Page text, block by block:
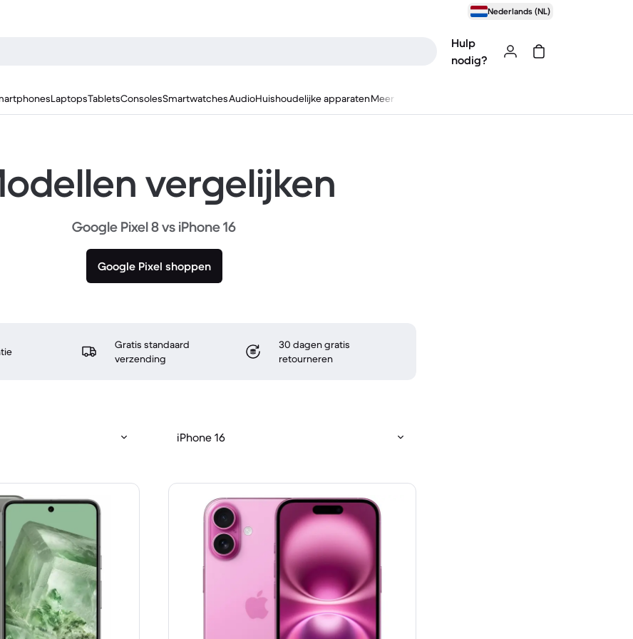
Nederlands (NL)
Hulp
nodig?
LaptopsTabletsConsolesSmartwatchesAudioHuishoudelijke apparatenMeer
vergelijken
Google Pixel 8 vs iPhone 16
Google Pixel shoppen
Gratis standaard
verzending
30 dagen gratis
retourneren
iPhone 16